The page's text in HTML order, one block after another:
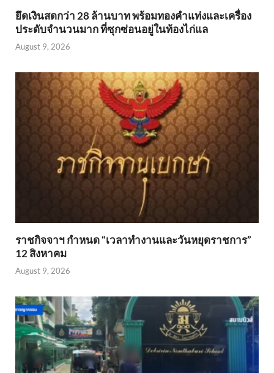
ยึดเงินสดกว่า 28 ล้านบาท พร้อมทองคำแท่งและเครื่อง
ประดับจำนวนมาก ที่ซุกซ่อนอยู่ในท้องไก่แล
August 9, 2026
ราชกิจจาฯ กำหนด “เวลาทำงานและวันหยุดราชการ”
12 สิงหาคม
August 9, 2026